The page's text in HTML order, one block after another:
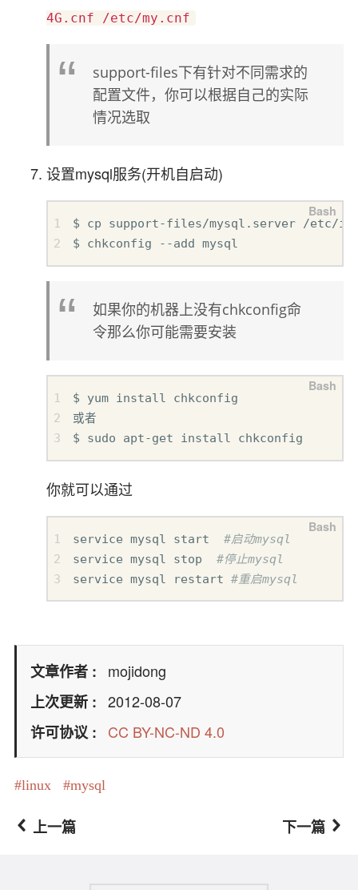
4G.cnf /etc/my.cnf
support-files下有针对不同需求的
配置文件，你可以根据自己的实际
情况选取
设置mysql服务(开机自启动)
$ cp support-files/mysql.server /etc/
$ chkconfig --add mysql
如果你的机器上没有chkconfig命
令那么你可能需要安装
$ yum install chkconfig
或者
$ sudo apt-get install chkconfig
你就可以通过
service mysql start #启动mysql
service mysql stop #停止mysql
service mysql restart #重启mysql
文章作者
mojidong
上次更新
2012-08-07
许可协议
CC BY-NC-ND 4.0
linux mysql
上一篇 下一篇